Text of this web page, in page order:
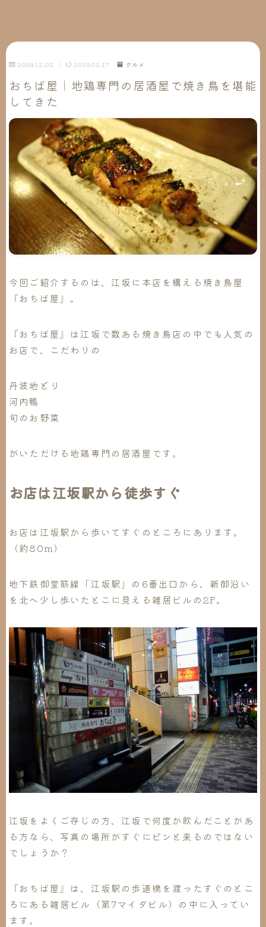
2018.12.02 2019.02.17 グルメ
おちば屋｜地鶏専門の居酒屋で焼き鳥を堪能
してきた
今回ご紹介するのは、江坂に本店を構える焼き鳥屋
『おちば屋』。
『おちば屋』は江坂で数ある焼き鳥店の中でも人気の
お店で、こだわりの
丹波地どり
河内鴨
旬のお野菜
がいただける地鶏専門の居酒屋です。
お店は江坂駅から徒歩すぐ
お店は江坂駅から歩いてすぐのところにあります。
（約80m）
地下鉄御堂筋線「江坂駅」の6番出口から、新御沿い
を北へ少し歩いたとこに見える雑居ビルの2F。
江坂をよくご存じの方、江坂で何度か飲んだことがあ
る方なら、写真の場所がすぐにピンと来るのではない
でしょうか？
『おちば屋』は、江坂駅の歩道橋を渡ったすぐのとこ
ろにある雑居ビル（第7マイダビル）の中に入ってい
ます。